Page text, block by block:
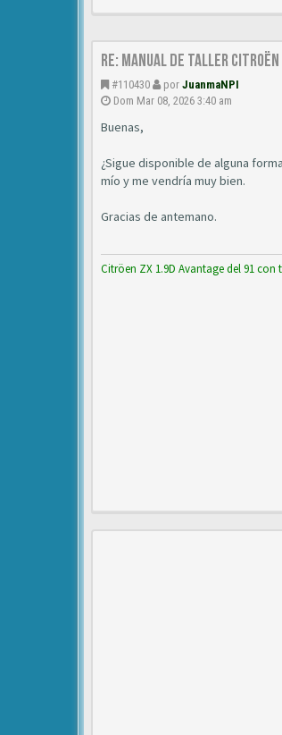
Re: Manual de Taller Citroën
#110430 por JuanmaNPI
Dom Mar 08, 2026 3:40 am
Buenas,
¿Sigue disponible de alguna
mío y me vendría muy bien.
Gracias de antemano.
Citröen ZX 1.9D Avantage del 91